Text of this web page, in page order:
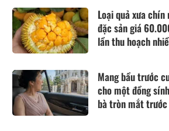
Loại quả xưa
đặc sản giá
lần thu hoạch
Mang bầu trước
cho một đồng
bà tròn mắt